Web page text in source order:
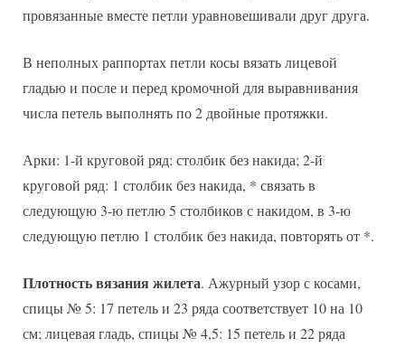
провязанные вместе петли уравновешивали друг друга.
В неполных раппортах петли косы вязать лицевой
гладью и после и перед кромочной для выравнивания
числа петель выполнять по 2 двойные протяжки.
Арки: 1-й круговой ряд: столбик без накида; 2-й
круговой ряд: 1 столбик без накида, * связать в
следующую 3-ю петлю 5 столбиков с накидом, в 3-ю
следующую петлю 1 столбик без накида, повторять от *.
Плотность вязания жилета. Ажурный узор с косами,
спицы № 5: 17 петель и 23 ряда соответствует 10 на 10
см; лицевая гладь, спицы № 4,5: 15 петель и 22 ряда